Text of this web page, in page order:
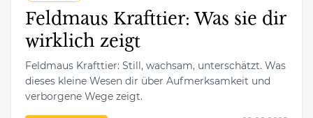
Feldmaus Krafttier: Was sie dir
wirklich zeigt
Feldmaus Krafttier: Still, wachsam, unterschätzt. Was
dieses kleine Wesen dir über Aufmerksamkeit und
verborgene Wege zeigt.